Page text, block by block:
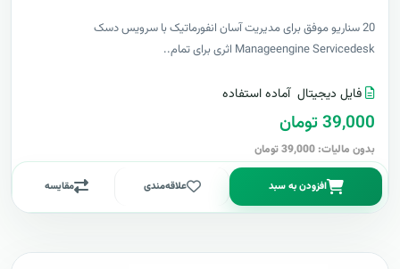
20 سناریو موفق برای مدیریت آسان انفورماتیک با سرویس دسک
Manageengine Servicedesk اثری برای تمام..
فایل دیجیتال آماده استفاده
39,000 تومان
بدون مالیات: 39,000 تومان
افزودن به سبد علاقه‌مندی مقایسه